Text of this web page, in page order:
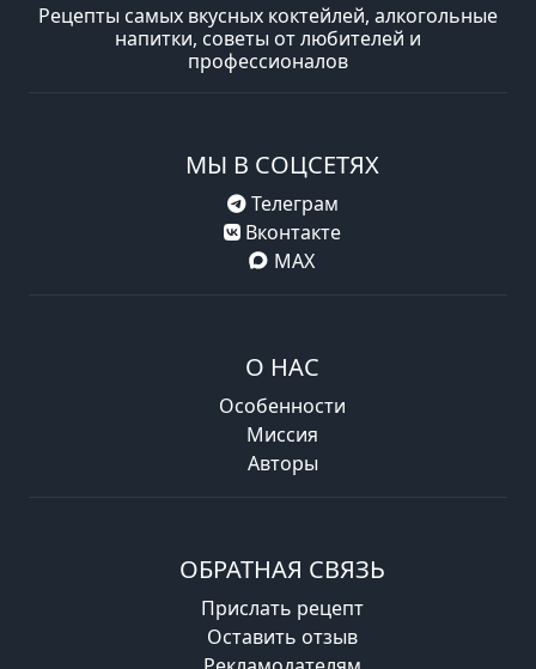
Рецепты самых вкусных коктейлей, алкогольные
напитки, советы от любителей и
профессионалов
МЫ В СОЦСЕТЯХ
Телеграм
Вконтакте
MAX
О НАС
Особенности
Миссия
Авторы
ОБРАТНАЯ СВЯЗЬ
Прислать рецепт
Оставить отзыв